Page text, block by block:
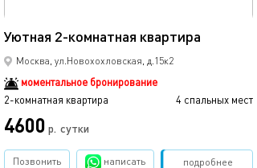
Уютная 2-комнатная квартира
Москва, ул.Новохохловская, д.15к2
моментальное бронирование
2-комнатная квартира
4 спальных мест
4600 р. сутки
подробнее
Позвонить написать Забронировать